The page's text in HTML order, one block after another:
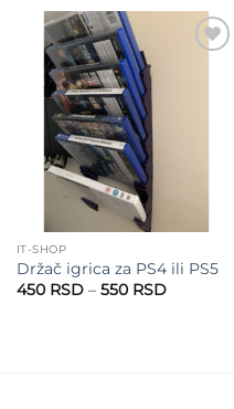
IT-SHOP
Držač igrica za PS4 ili PS5
450 RSD – 550 RSDRaspon